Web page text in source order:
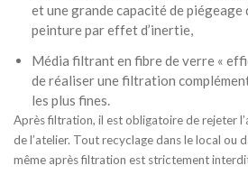
et une grande capacité de piégeage
peinture par effet d’inertie,
Média filtrant en fibre de verre «
de réaliser une filtration
les plus fines.
Après filtration, il est obligatoire de rejeter
de l’atelier. Tout recyclage dans le local ou
même après filtration est strictement